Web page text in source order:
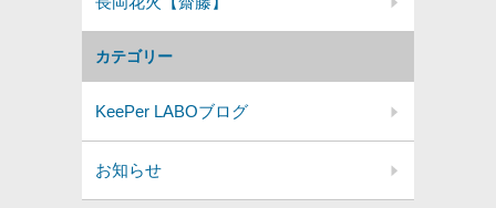
カテゴリー
KeePer LABOブログ
お知らせ